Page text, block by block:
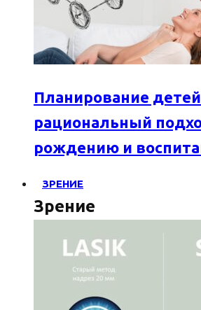
Планирование
рациональный
рождению и
ЗРЕНИЕ
Зрение